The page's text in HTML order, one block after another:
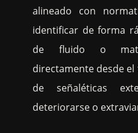
alineado con
identificar de forma
de fluido o
directamente desde
de señaléticas
deteriorarse o